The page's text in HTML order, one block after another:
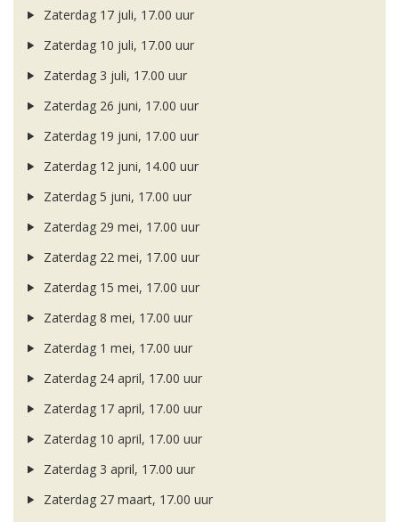
Zaterdag 17 juli, 17.00 uur
Zaterdag 10 juli, 17.00 uur
Zaterdag 3 juli, 17.00 uur
Zaterdag 26 juni, 17.00 uur
Zaterdag 19 juni, 17.00 uur
Zaterdag 12 juni, 14.00 uur
Zaterdag 5 juni, 17.00 uur
Zaterdag 29 mei, 17.00 uur
Zaterdag 22 mei, 17.00 uur
Zaterdag 15 mei, 17.00 uur
Zaterdag 8 mei, 17.00 uur
Zaterdag 1 mei, 17.00 uur
Zaterdag 24 april, 17.00 uur
Zaterdag 17 april, 17.00 uur
Zaterdag 10 april, 17.00 uur
Zaterdag 3 april, 17.00 uur
Zaterdag 27 maart, 17.00 uur